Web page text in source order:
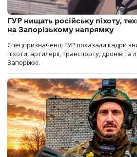
ГУР нищать російську піхоту,
на Запорізькому напрямку
Спецпризначенці ГУР показали кадри
піхоти, артилерії, транспорту, дронів та
Запоріжжі.